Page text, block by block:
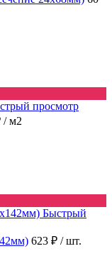
просмотр
/ м2
Быстрый
623 ₽ / шт.